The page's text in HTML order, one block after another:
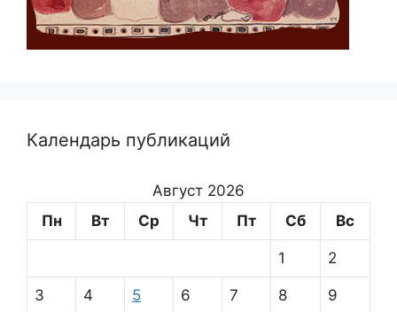
Календарь публикаций
Август 2026
Пн
Вт Ср Чт Пт Сб Вс
1 2
3 4 5 6 7 8 9